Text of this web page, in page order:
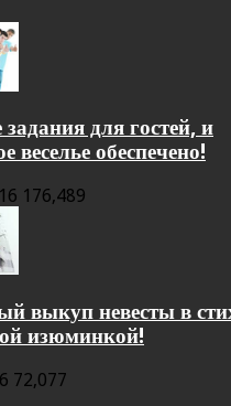
для гостей, и
веселье обеспечено!
176,489
выкуп невесты в
изюминкой!
72,077